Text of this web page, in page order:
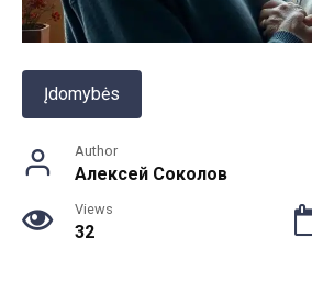
Įdomybės
Author
Алексей Соколов
Views
32